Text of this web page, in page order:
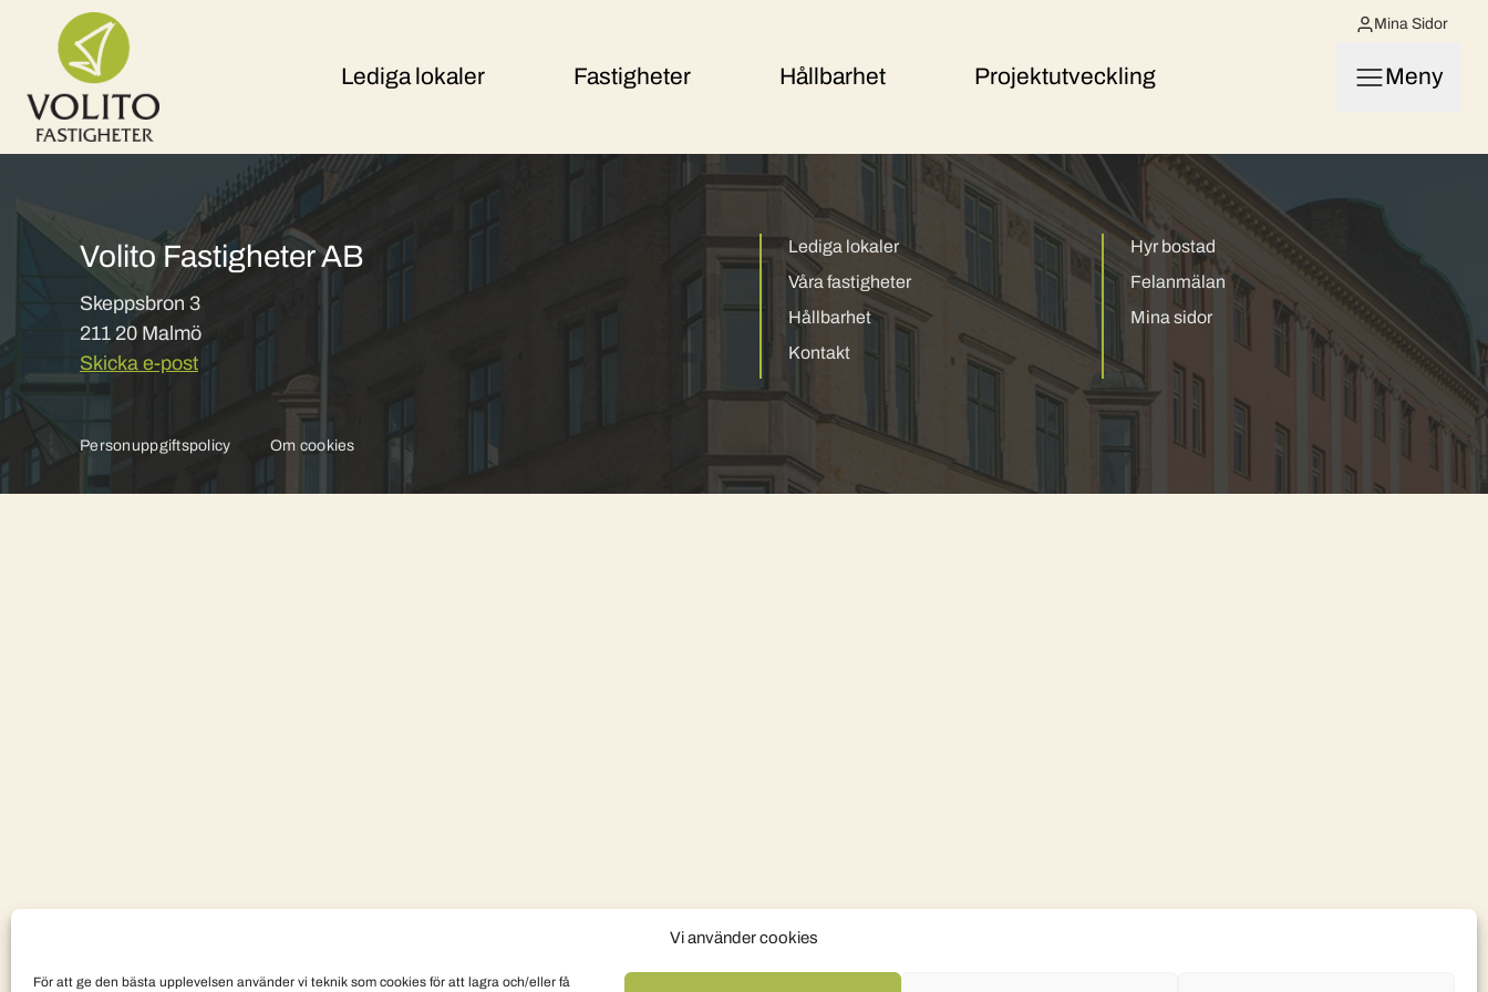
Vi använder cookies
För att ge den bästa upplevelsen använder vi teknik som cookies för att lagra och/eller få
Skip to content
Lediga lokaler Fastigheter Hållbarhet Projektutveckling
Mina Sidor
Meny
Volito Fastigheter AB
Skeppsbron 3
211 20 Malmö
Skicka e-post
Lediga lokaler
Våra fastigheter
Hållbarhet
Kontakt
Hyr bostad
Felanmälan
Mina sidor
Personuppgiftspolicy Om cookies